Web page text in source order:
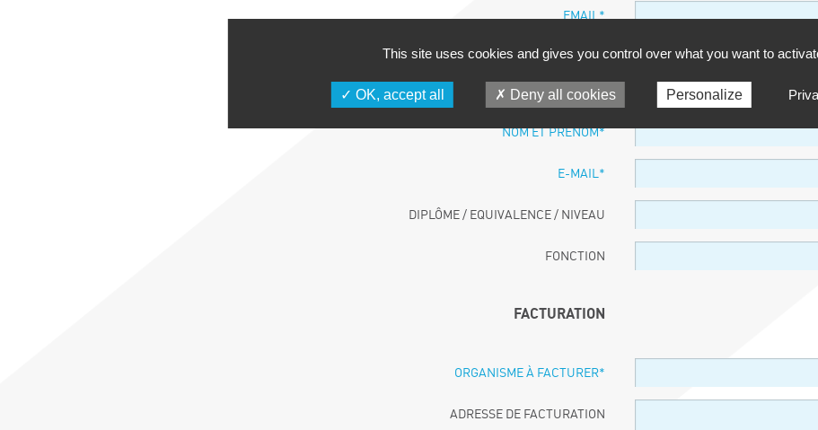
EMAIL*
NOM ET PRÉNOM*
E-MAIL*
DIPLÔME / EQUIVALENCE / NIVEAU
FONCTION
FACTURATION
ORGANISME À FACTURER*
ADRESSE DE FACTURATION
This site uses cookies and gives you control over what you want to
OK, accept all Deny all cookies Personalize